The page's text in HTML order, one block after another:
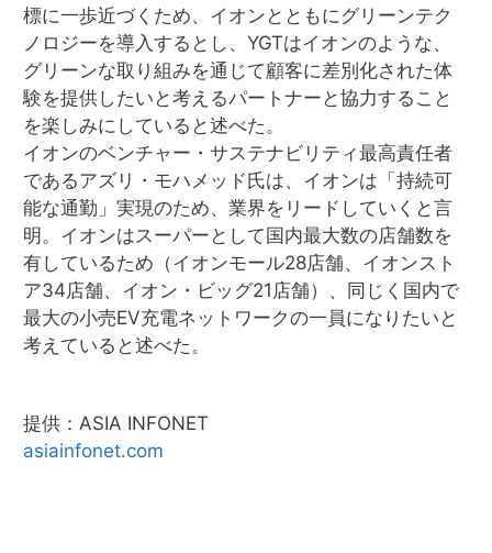
標に一歩近づくため、イオンとともにグリーンテク
ノロジーを導入するとし、YGTはイオンのような、
グリーンな取り組みを通じて顧客に差別化された体
験を提供したいと考えるパートナーと協力すること
を楽しみにしていると述べた。
イオンのベンチャー・サステナビリティ最高責任者
であるアズリ・モハメッド氏は、イオンは「持続可
能な通勤」実現のため、業界をリードしていくと言
明。イオンはスーパーとして国内最大数の店舗数を
有しているため（イオンモール28店舗、イオンスト
ア34店舗、イオン・ビッグ21店舗）、同じく国内で
最大の小売EV充電ネットワークの一員になりたいと
考えていると述べた。
提供：ASIA INFONET
asiainfonet.com